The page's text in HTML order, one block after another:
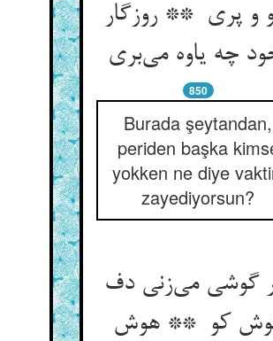
و پری ** روزگار
850
Burada şeytandan,
periden başka
yokken ne diye
zayediyorsun?
گوشی می‌زنی دف
کو ** هوش